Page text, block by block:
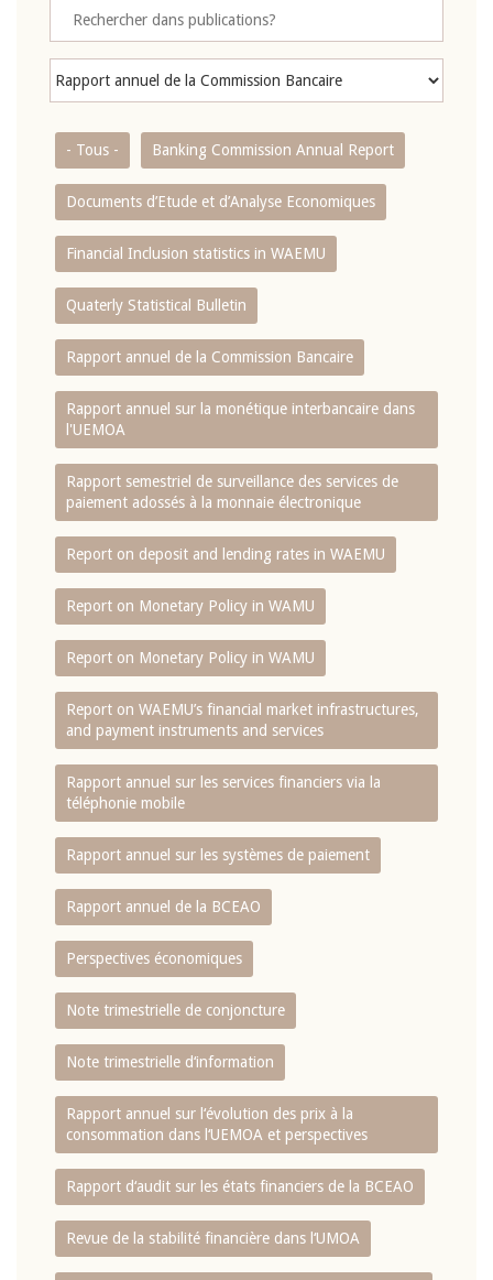
- Tous - Banking Commission Annual Report
Documents d’Etude et d’Analyse Economiques
Financial Inclusion statistics in WAEMU
Quaterly Statistical Bulletin
Rapport annuel de la Commission Bancaire
Rapport annuel sur la monétique interbancaire dans
l'UEMOA
Rapport semestriel de surveillance des services de
paiement adossés à la monnaie électronique
Report on deposit and lending rates in WAEMU
Report on Monetary Policy in WAMU
Report on Monetary Policy in WAMU
Report on WAEMU’s financial market infrastructures,
and payment instruments and services
Rapport annuel sur les services financiers via la
téléphonie mobile
Rapport annuel sur les systèmes de paiement
Rapport annuel de la BCEAO
Perspectives économiques
Note trimestrielle de conjoncture
Note trimestrielle d‘information
Rapport annuel sur l‘évolution des prix à la
consommation dans l‘UEMOA et perspectives
Rapport d‘audit sur les états financiers de la BCEAO
Revue de la stabilité financière dans l‘UMOA